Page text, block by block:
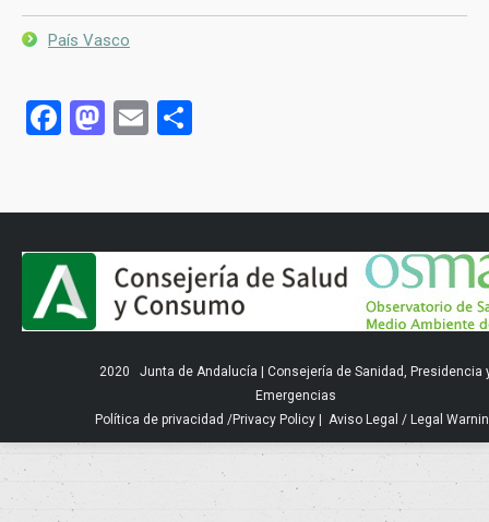
País Vasco
Facebook
Mastodon
Email
2020 Junta de Andalucía
Consejería de Sanidad, Presidencia
Emergencias
Política de privacidad /Privacy Policy Aviso Legal / Legal